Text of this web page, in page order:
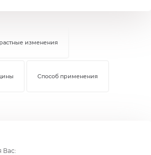
изменения
Способ применения
Вас: